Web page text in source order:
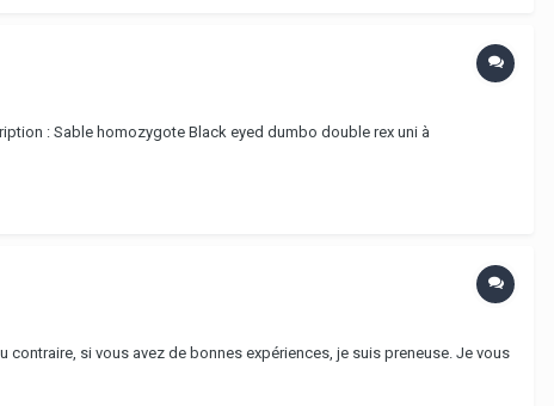
: Sable homozygote Black eyed dumbo double rex uni à
contraire, si vous avez de bonnes expériences, je suis preneuse. Je vous